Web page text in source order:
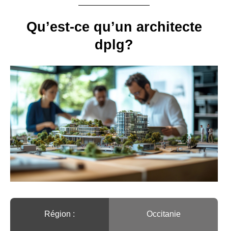
Qu’est-ce qu’un architecte
dplg?
Région :️ Occitanie